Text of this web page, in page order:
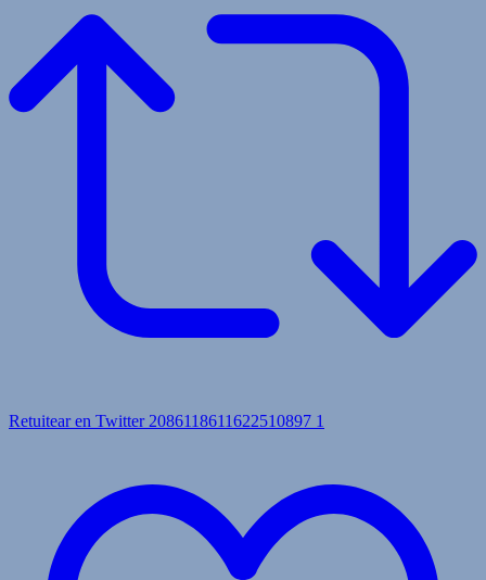
Retuitear en Twitter 2086118611622510897 1